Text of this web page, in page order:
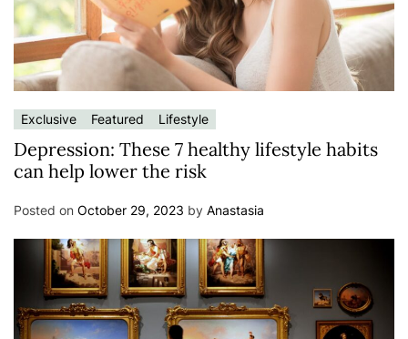
Exclusive Featured Lifestyle
Depression: These 7 healthy lifestyle habits
can help lower the risk
Posted on October 29, 2023 by Anastasia